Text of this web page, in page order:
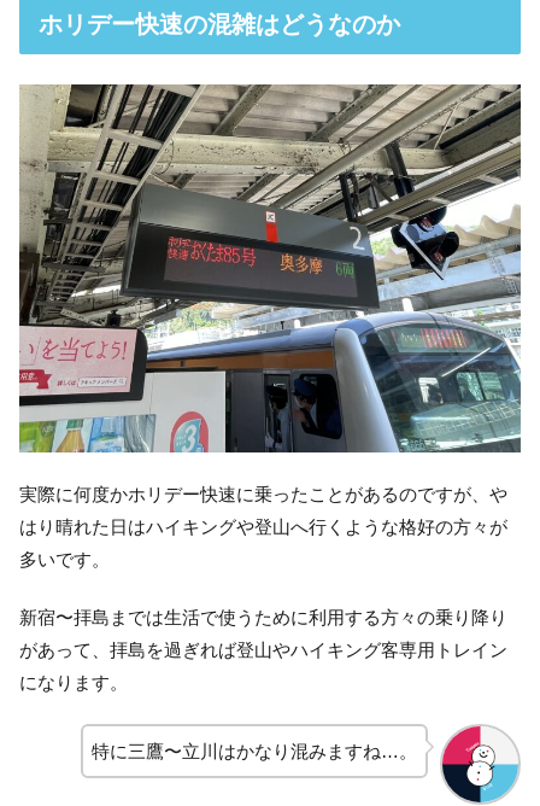
ホリデー快速の混雑はどうなのか
実際に何度かホリデー快速に乗ったことがあるのですが、や
はり晴れた日はハイキングや登山へ行くような格好の方々が
多いです。
新宿〜拝島までは生活で使うために利用する方々の乗り降り
があって、拝島を過ぎれば登山やハイキング客専用トレイン
になります。
特に三鷹〜立川はかなり混みますね…。